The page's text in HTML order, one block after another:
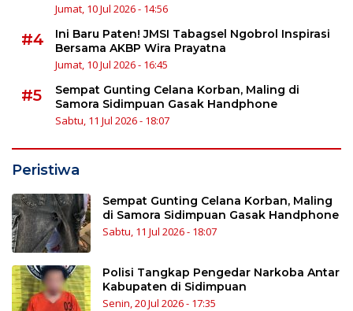
Jumat, 10 Jul 2026 - 14:56
#4
Ini Baru Paten! JMSI Tabagsel Ngobrol Inspirasi
Bersama AKBP Wira Prayatna
Jumat, 10 Jul 2026 - 16:45
#5
Sempat Gunting Celana Korban, Maling di
Samora Sidimpuan Gasak Handphone
Sabtu, 11 Jul 2026 - 18:07
Peristiwa
Sempat Gunting Celana Korban, Maling
di Samora Sidimpuan Gasak Handphone
Sabtu, 11 Jul 2026 - 18:07
Polisi Tangkap Pengedar Narkoba Antar
Kabupaten di Sidimpuan
Senin, 20 Jul 2026 - 17:35